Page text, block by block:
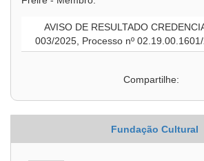
AVISO DE RESULTADO
003/2025, Processo nº
Compartilhe:
Fundação Cultural